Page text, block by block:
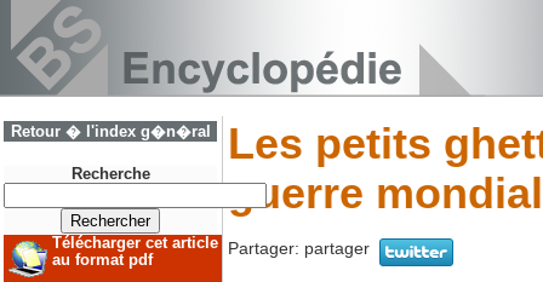
Retour � l'index g�n�ral
Recherche
Télécharger cet article
au format pdf
Les petits
guerre
Partager: partager